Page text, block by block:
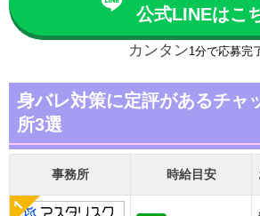
公式LINEはこ
カンタン1分で応募完
身バレ対策に定評があるチャ
所3選
事務所 時給目安